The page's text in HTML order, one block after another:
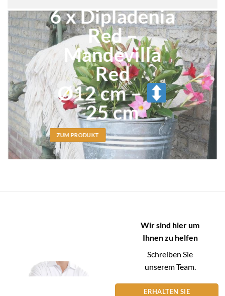
6 x Dipladenia
Red –
Mandevilla
Red
Ø12 cm –
25 cm
ZUM PRODUKT
Wir sind hier um
Ihnen zu helfen
Schreiben Sie
unserem Team.
ERHALTEN SIE